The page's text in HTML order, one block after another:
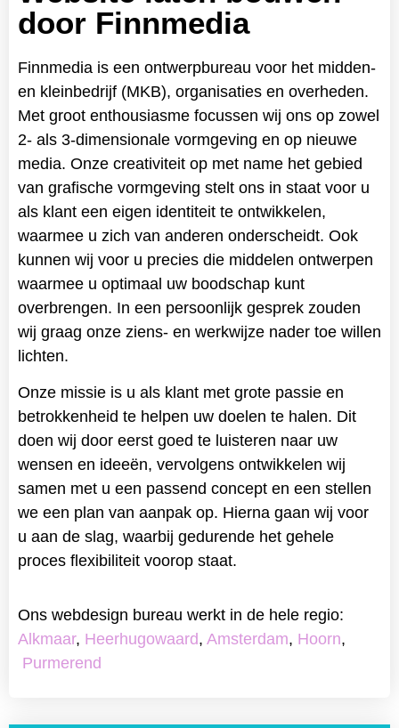
door Finnmedia
Finnmedia is een ontwerpbureau voor het midden-
en kleinbedrijf (MKB), organisaties en overheden.
Met groot enthousiasme focussen wij ons op zowel
2- als 3-dimensionale vormgeving en op nieuwe
media. Onze creativiteit op met name het gebied
van grafische vormgeving stelt ons in staat voor u
als klant een eigen identiteit te ontwikkelen,
waarmee u zich van anderen onderscheidt. Ook
kunnen wij voor u precies die middelen ontwerpen
waarmee u optimaal uw boodschap kunt
overbrengen. In een persoonlijk gesprek zouden
wij graag onze ziens- en werkwijze nader toe willen
lichten.
Onze missie is u als klant met grote passie en
betrokkenheid te helpen uw doelen te halen. Dit
doen wij door eerst goed te luisteren naar uw
wensen en ideeën, vervolgens ontwikkelen wij
samen met u een passend concept en een stellen
we een plan van aanpak op. Hierna gaan wij voor
u aan de slag, waarbij gedurende het gehele
proces flexibiliteit voorop staat.
Ons webdesign bureau werkt in de hele regio:
Alkmaar, Heerhugowaard, Amsterdam, Hoorn,
Purmerend